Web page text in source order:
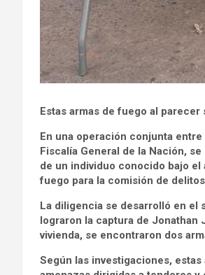
Estas armas de fuego al
En una operación conjunta
Fiscalía General de la Nación,
de un individuo conocido bajo el
fuego para la comisión de
La diligencia se desarrolló en el
lograron la captura de
vivienda, se encontraron dos
Según las investigaciones,